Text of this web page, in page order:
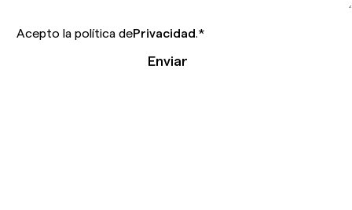
Acepto la política dePrivacidad.*
Enviar